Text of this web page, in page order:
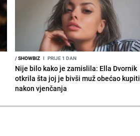
/SHOWBIZ I PRIJE 1 DAN
Nije bilo kako je zamislila: Ella Dvornik
otkrila šta joj je bivši muž obećao kupiti
nakon vjenčanja